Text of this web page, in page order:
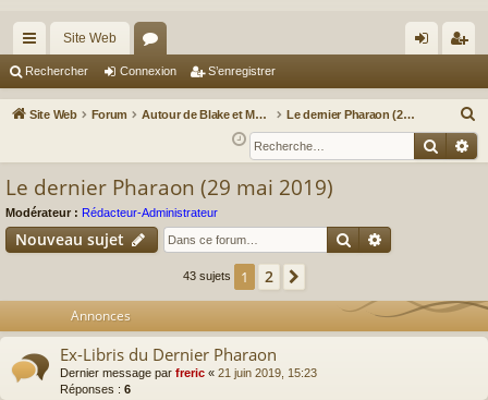
cc
ès
Site Web
or
u ne
xi
nr
eg
Rechercher Connexion S’enregistrer
Site Web Forum Autour de Blake et Mortimer : Le nouveau chapitre / Un autre regard sur Blake et Mortimer Le dernier Pharaon (29 mai 2019)
e
c
e
r
Le dernier Pharaon (29 mai 2019)
Modérateur : Rédacteur-Administrateur
Nouveau sujet Rechercher
43 sujets 1 2
Annonces
Ex-Libris du Dernier Pharaon
Dernier message par freric « 21 juin 2019, 15:23
Réponses : 6